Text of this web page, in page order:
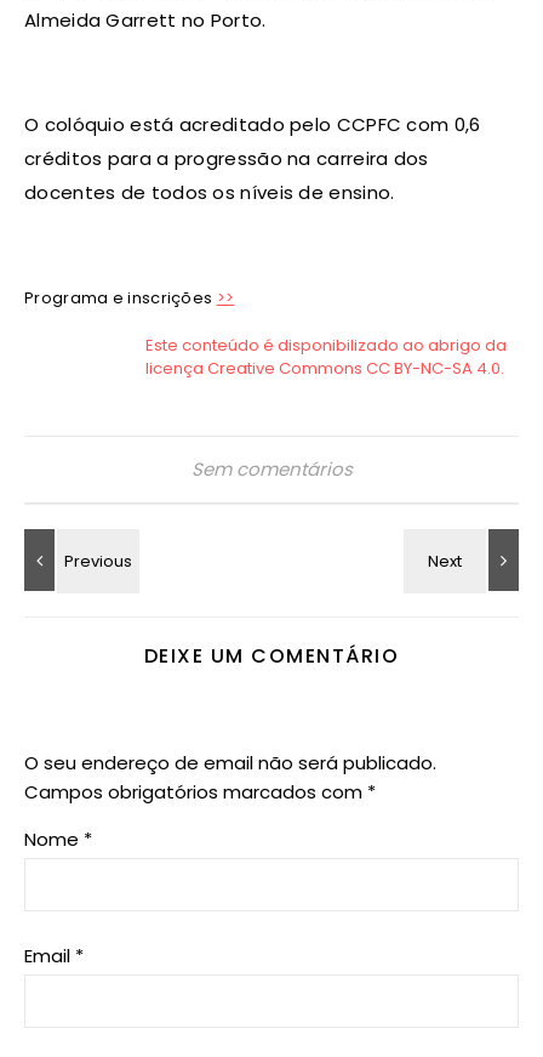
Almeida Garrett no Porto.
O colóquio está acreditado pelo CCPFC com 0,6
créditos para a progressão na carreira dos
docentes de todos os níveis de ensino.
Programa e inscrições >>
Sem comentários
DEIXE UM COMENTÁRIO
O seu endereço de email não será publicado.
Campos obrigatórios marcados com *
Nome *
Email *